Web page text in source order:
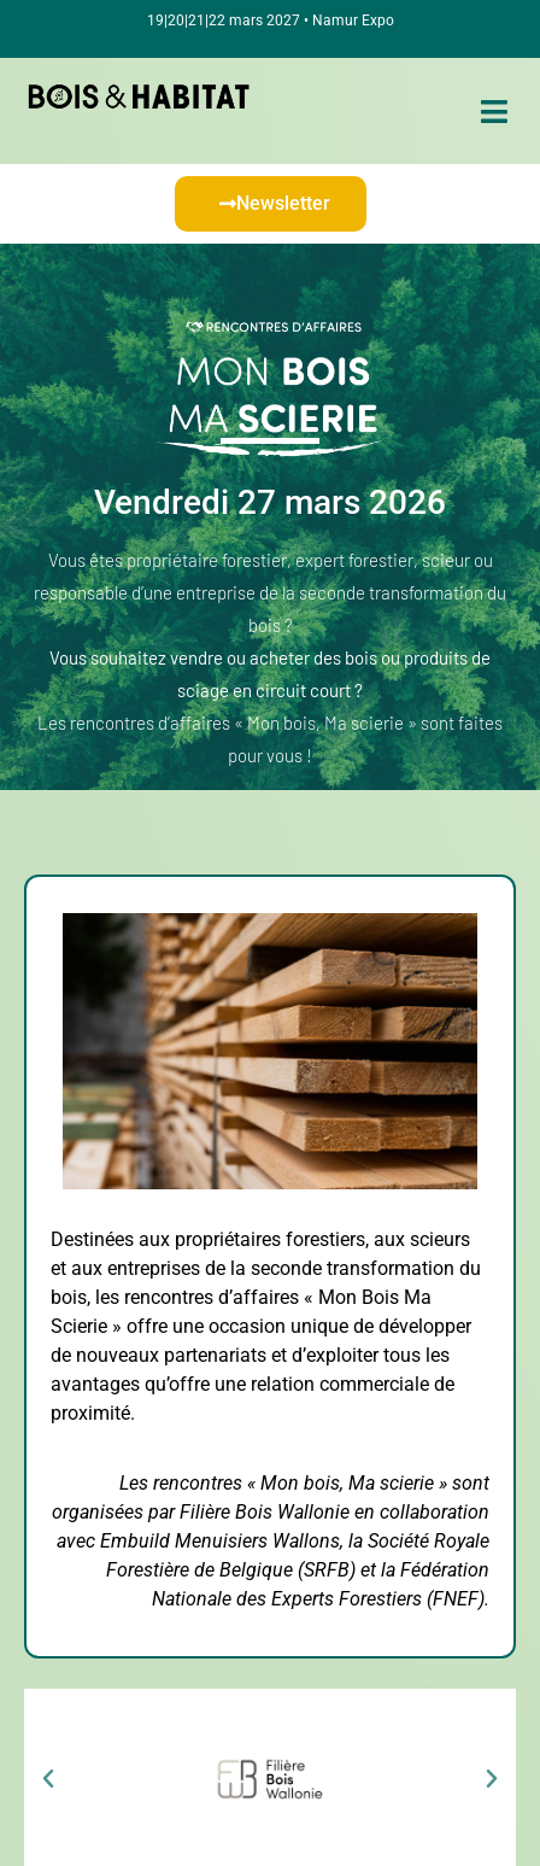
19|20|21|22 mars 2027 • Namur Expo
Newsletter
Vendredi 27 mars 2026
Vous êtes propriétaire forestier, expert forestier, scieur ou
responsable d’une entreprise de la seconde transformation du
bois ?
Vous souhaitez vendre ou acheter des bois ou produits de
sciage en circuit court ?
Les rencontres d’affaires « Mon bois, Ma scierie » sont faites
pour vous !
Destinées aux propriétaires forestiers, aux scieurs
et aux entreprises de la seconde transformation du
bois, les rencontres d’affaires « Mon Bois Ma
Scierie » offre une occasion unique de développer
de nouveaux partenariats et d’exploiter tous les
avantages qu’offre une relation commerciale de
proximité.
Les rencontres « Mon bois, Ma scierie » sont
organisées par Filière Bois Wallonie en collaboration
avec Embuild Menuisiers Wallons, la Société Royale
Forestière de Belgique (SRFB) et la Fédération
Nationale des Experts Forestiers (FNEF).